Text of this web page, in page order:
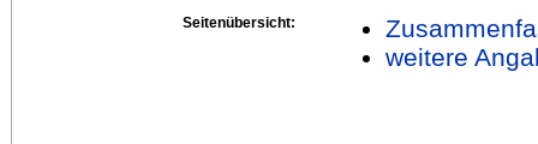
Seitenübersicht:
weitere